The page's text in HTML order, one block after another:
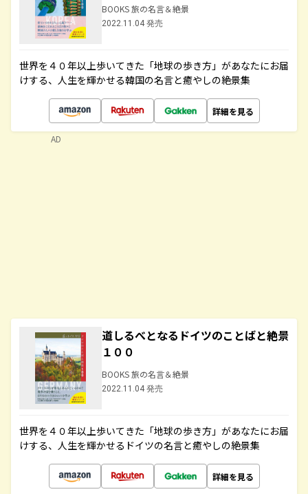
BOOKS 旅の名言＆絶景
2022.11.04 発売
世界を４０年以上歩いてきた「地球の歩き方」があなたにお届
けする、人生を輝かせる韓国の名言と癒やしの絶景集
詳細を見る
道しるべとなるドイツのことばと絶景
１００
BOOKS 旅の名言＆絶景
2022.11.04 発売
世界を４０年以上歩いてきた「地球の歩き方」があなたにお届
けする、人生を輝かせるドイツの名言と癒やしの絶景集
詳細を見る
AD